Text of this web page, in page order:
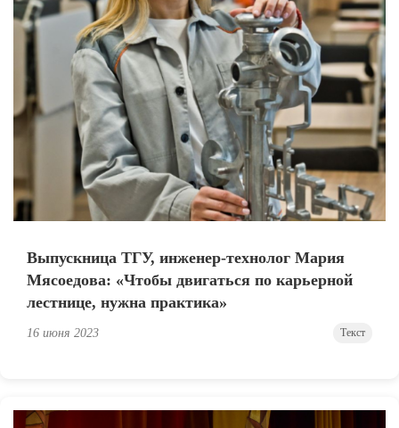
Выпускница ТГУ, инженер-технолог Мария
Мясоедова: «Чтобы двигаться по карьерной
лестнице, нужна практика»
16 июня 2023 Текст